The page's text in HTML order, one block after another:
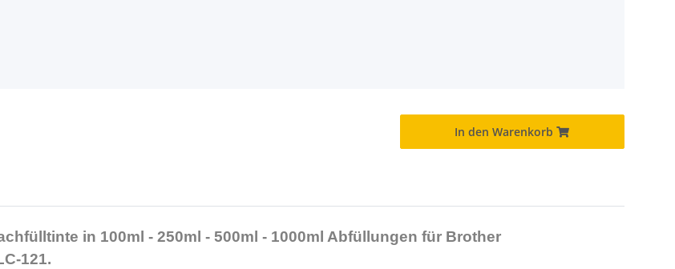
In den Warenkorb
in 100ml - 250ml - 500ml - 1000ml Abfüllungen für Brother
121.